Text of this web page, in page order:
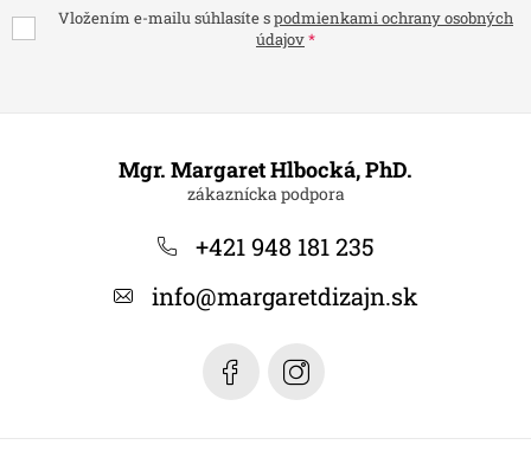
Vložením e-mailu súhlasíte spodmienkami ochrany osobných
údajov
Mgr. Margaret Hlbocká, PhD.
+421 948 181 235
info@margaretdizajn.sk